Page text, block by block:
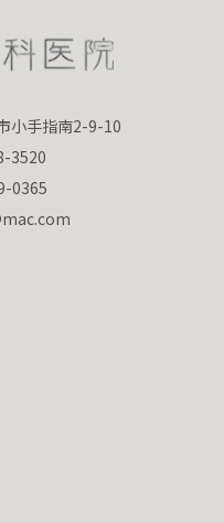
小手指南2-9-10
3520
0365